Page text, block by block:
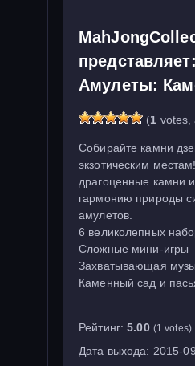
Амулеты:
(1 votes,
Собирайте камни
экзотическим
драгоценные камни
гармонию природы
амулетов.
6 великолепных
Сложные мини-игры
Захватывающая
Каменный сад и
Рейтинг:5.00 (1 votes)
Дата выхода: 2015-